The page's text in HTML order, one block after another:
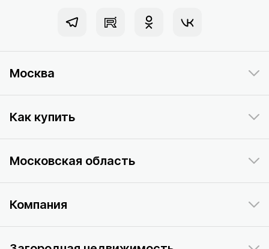
Москва
Как купить
Московская область
Компания